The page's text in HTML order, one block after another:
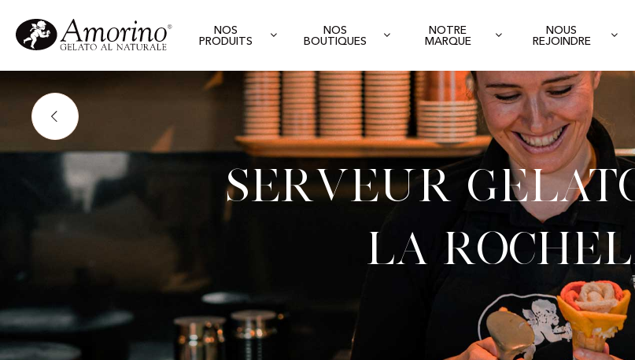
NOS
PRODUITS
NOS
BOUTIQUES
NOTRE
MARQUE
NOUS
REJOINDRE
Serveur
La